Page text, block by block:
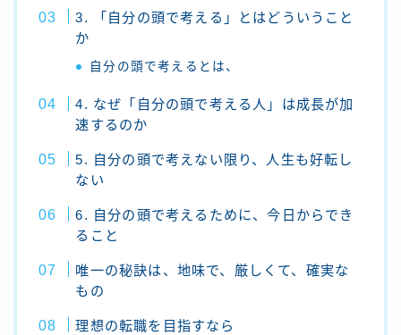
3. 「自分の頭で考える」とはどういうこと
か
自分の頭で考えるとは、
4. なぜ「自分の頭で考える人」は成長が加
速するのか
5. 自分の頭で考えない限り、人生も好転し
ない
6. 自分の頭で考えるために、今日からでき
ること
唯一の秘訣は、地味で、厳しくて、確実な
もの
理想の転職を目指すなら